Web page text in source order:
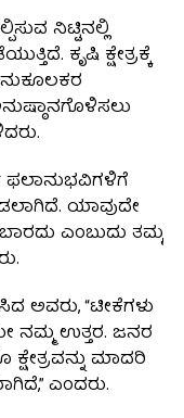
ನಿಟ್ಟಿನಲ್ಲಿ
ಕೃಷಿ ಕ್ಷೇತ್ರಕ್ಕೆ
ಯಾವುದೇ
ಎಂಬುದು ತಮ್ಮ
ಅವರು, “ಟೀಕೆಗಳು
ನಮ್ಮ ಉತ್ತರ. ಜನರ
ಮಾದರಿ
ಎಂದರು.